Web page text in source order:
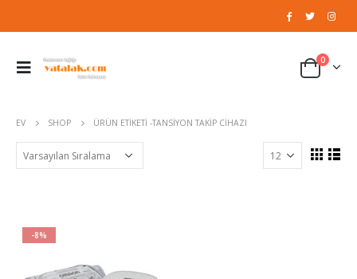
0
EV SHOP ÜRÜN ETIKETI -TANSIYON TAKIP CIHAZI
-8%